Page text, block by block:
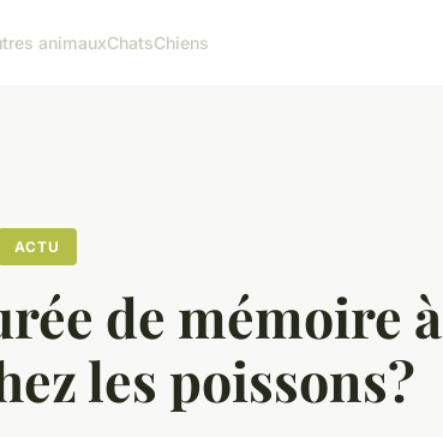
animauxChatsChiens
ACTU
de mémoire à
les poissons?